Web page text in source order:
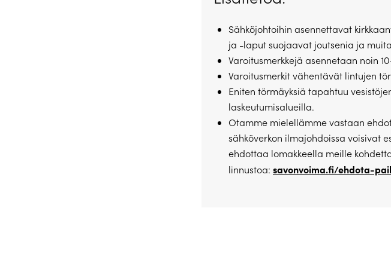
Sähköjohtoihin asennettavat
ja -laput suojaavat joutsenia ja
Varoitusmerkkejä asennetaan noin
Varoitusmerkit vähentävät lintujen
Eniten törmäyksiä tapahtuu
laskeutumisalueilla.
Otamme mielellämme vastaan
sähköverkon ilmajohdoissa voisivat
ehdottaa lomakkeella meille
linnustoa: savonvoima.fi/ehdota-